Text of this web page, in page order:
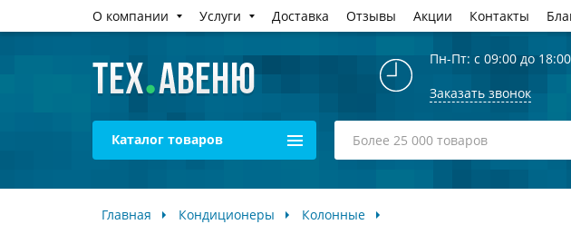
О компании Услуги Доставка Отзывы Акции Контакты
Пн-Пт: с 09:00 до 18:00
Заказать звонок
Каталог товаров
Главная Кондиционеры Колонные